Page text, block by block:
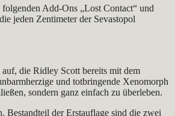
Add-Ons „Lost Contact“ und
jeden Zentimeter der Sevastopol
die Ridley Scott bereits mit dem
und totbringende Xenomorph
sondern ganz einfach zu überleben.
Bestandteil der Erstauflage sind die zwei